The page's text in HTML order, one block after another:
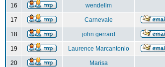
16 wendellm
17 Carnevale
18 john gerrard
19 Laurence Marcantonio
20 Marisa